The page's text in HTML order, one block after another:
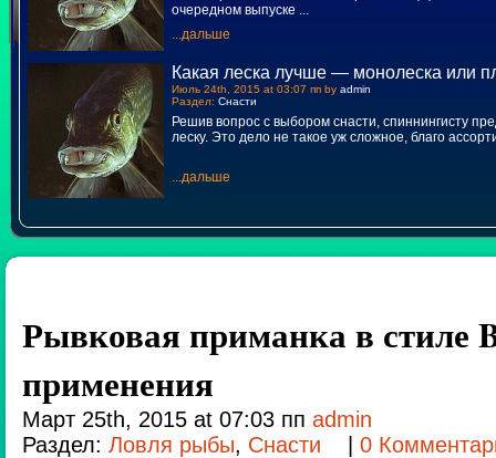
очередном выпуске ...
...дальше
Какая леска лучше — монолеска или
Июль 24th, 2015 at 03:07 пп by admin
Раздел: Снасти
Решив вопрос с выбором снасти, спиннингисту
леску. Это дело не такое уж сложное, благо
...дальше
Рывковая приманка в стиле
применения
Март 25th, 2015 at 07:03 пп admin
Раздел: Ловля рыбы, Снасти 0